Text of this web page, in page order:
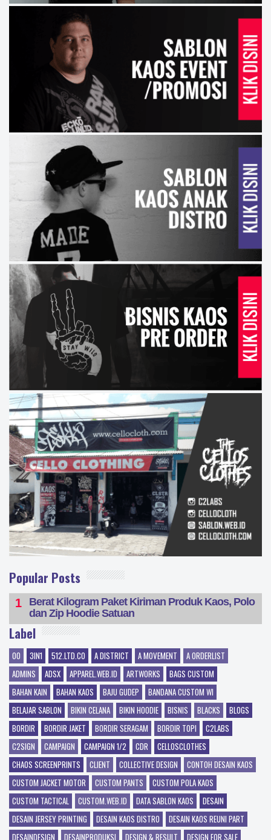
Popular Posts
Berat Kilogram Paket Kiriman Produk Kaos, Polo
dan Zip Hoodie Satuan
Label
00 3IN1 512.LTD.CO A DISTRICT A MOVEMENT
A ORDERLIST
ADMINS
ADSX APPAREL.WEB.ID ARTWORKS
BAGS CUSTOM
BAHAN KAIN
BAHAN KAOS BAJU GUDEP
BANDANA CUSTOM WI
BELAJAR SABLON
BIKIN CELANA BIKIN HOODIE BISNIS BLACKS
BLOGS
BORDIR
BORDIR JAKET BORDIR SERAGAM BORDIR TOPI
C2LABS
C2SIGN
CAMPAIGN CAMPAIGN 1/2 CDR
CELLOSCLOTHES
CHAOS SCREENPRINTS
CLIENT COLLECTIVE DESIGN
CONTOH DESAIN KAOS
CUSTOM JACKET MOTOR
CUSTOM PANTS
CUSTOM POLA KAOS
CUSTOM TACTICAL
CUSTOM.WEB.ID DATA SABLON KAOS
DESAIN
DESAIN JERSEY PRINTING
DESAIN KAOS DISTRO
DESAIN KAOS REUNI PART
DESAINDESIGN
DESAINPRODUKSI DESIGN & RESULT DESIGN FOR SALE